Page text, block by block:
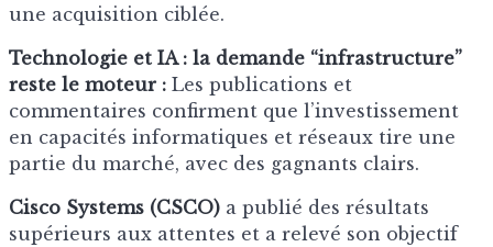
une acquisition ciblée.
Technologie et IA : la demande “infrastructure”
reste le moteur : Les publications et
commentaires confirment que l’investissement
en capacités informatiques et réseaux tire une
partie du marché, avec des gagnants clairs.
Cisco Systems (CSCO) a publié des résultats
supérieurs aux attentes et a relevé son objectif